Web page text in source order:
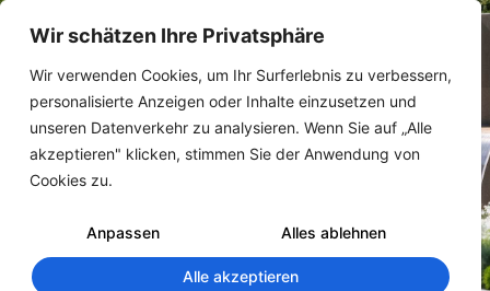
Wir schätzen Ihre Privatsphäre
Wir verwenden Cookies, um Ihr Surferlebnis zu verbessern,
personalisierte Anzeigen oder Inhalte einzusetzen und
unseren Datenverkehr zu analysieren. Wenn Sie auf „Alle
akzeptieren" klicken, stimmen Sie der Anwendung von
Cookies zu.
Anpassen Alles ablehnen
Alle akzeptieren